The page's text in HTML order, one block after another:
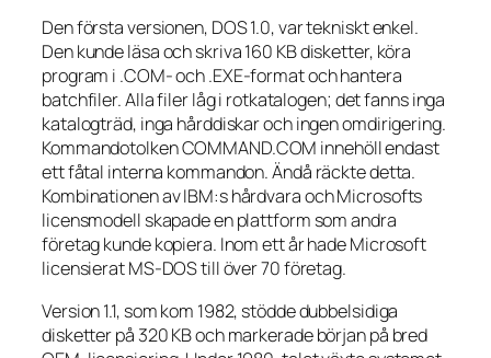
Den första versionen, DOS 1.0, var tekniskt enkel.
Den kunde läsa och skriva 160 KB disketter, köra
program i .COM- och .EXE-format och hantera
batchfiler. Alla filer låg i rotkatalogen; det fanns inga
katalogträd, inga hårddiskar och ingen omdirigering.
Kommandotolken COMMAND.COM innehöll endast
ett fåtal interna kommandon. Ändå räckte detta.
Kombinationen av IBM:s hårdvara och Microsofts
licensmodell skapade en plattform som andra
företag kunde kopiera. Inom ett år hade Microsoft
licensierat MS-DOS till över 70 företag.
Version 1.1, som kom 1982, stödde dubbelsidiga
disketter på 320 KB och markerade början på bred